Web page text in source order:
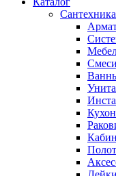
Сантехника